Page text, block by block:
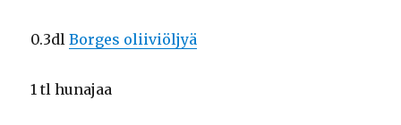
0.3dlBorges oliiviöljyä
1 tl hunajaa